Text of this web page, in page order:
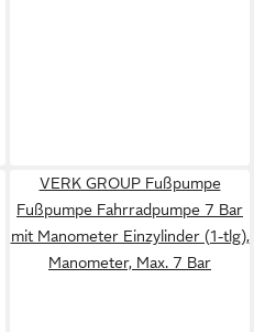
VERK GROUP Fußpumpe
Fußpumpe Fahrradpumpe 7 Bar
mit Manometer Einzylinder (1-tlg),
Manometer, Max. 7 Bar